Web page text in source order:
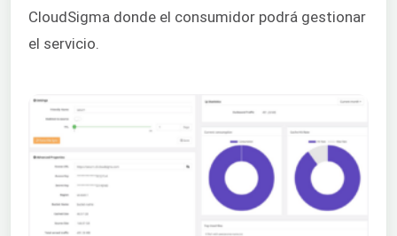
CloudSigma donde el consumidor podrá gestionar
el servicio.